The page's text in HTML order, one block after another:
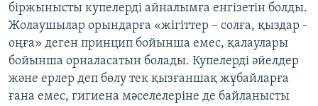
біржынысты купелерді айналымға енгізетін болды.
Жолаушылар орындарға «жігіттер – солға, қыздар -
оңға» деген принцип бойынша емес, қалаулары
бойынша орналасатын болады. Купелерді әйелдер
және ерлер деп бөлу тек қызғаншақ жұбайларға
ғана емес, гигиена мәселелеріне де байланысты